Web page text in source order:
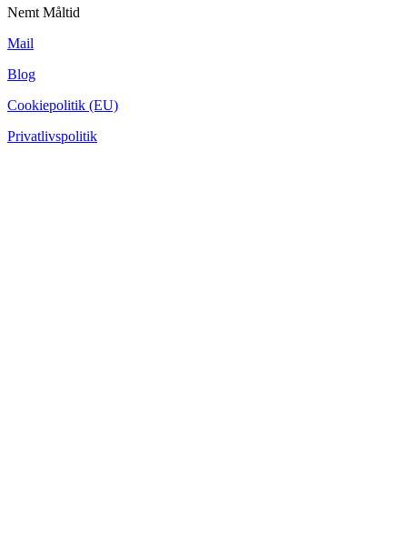
Nemt Måltid
Mail
Blog
Cookiepolitik (EU)
Privatlivspolitik